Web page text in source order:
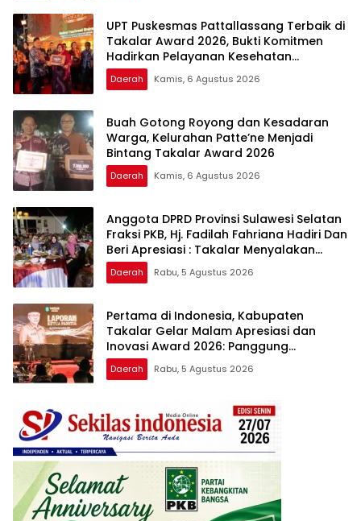
UPT Puskesmas Pattallassang Terbaik di
Takalar Award 2026, Bukti Komitmen
Hadirkan Pelayanan Kesehatan
Berkualitas
Daerah Kamis, 6 Agustus 2026
Buah Gotong Royong dan Kesadaran
Warga, Kelurahan Patte’ne Menjadi
Bintang Takalar Award 2026
Daerah Kamis, 6 Agustus 2026
Anggota DPRD Provinsi Sulawesi Selatan
Fraksi PKB, Hj. Fadilah Fahriana Hadiri Dan
Beri Apresiasi : Takalar Menyalakan
Lentera Pengabdian Melalui Malam
Apresiasi dan Inovasi Award 2026
Daerah Rabu, 5 Agustus 2026
Pertama di Indonesia, Kabupaten
Takalar Gelar Malam Apresiasi dan
Inovasi Award 2026: Panggung
Penghargaan bagi Pelayan Publik
Berprestasi
Daerah Rabu, 5 Agustus 2026